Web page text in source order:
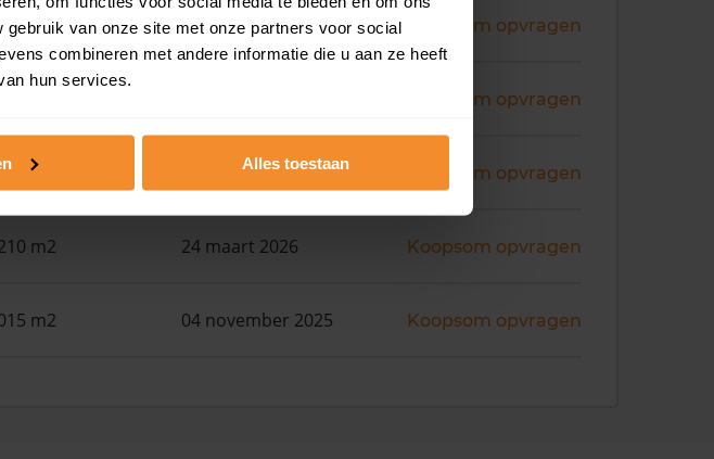
van onze site met onze partners voor social
combineren met andere informatie die u aan ze heeft
hun services.
Alles toestaan
m2 05 mei 2026 Koopsom opvragen
Koopsom opvragen
31 maart 2026 Koopsom opvragen
m2 24 maart 2026 Koopsom opvragen
m2 04 november 2025 Koopsom opvragen